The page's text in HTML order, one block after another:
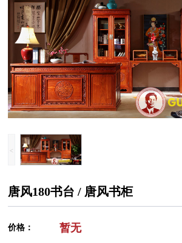
唐风180书台 / 唐风书柜
价格： 暂无